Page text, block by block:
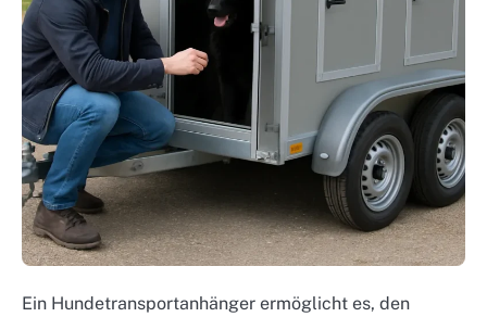
Ein Hundetransportanhänger ermöglicht es, den